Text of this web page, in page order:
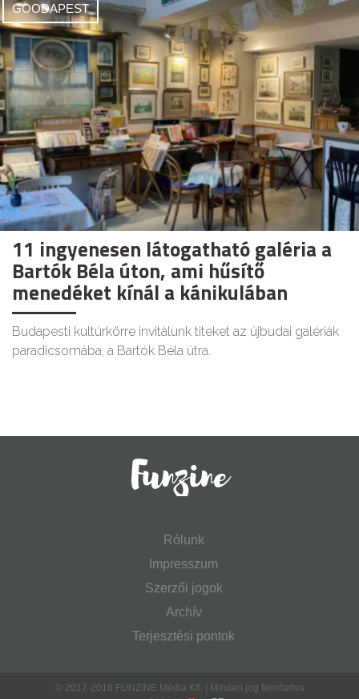
GOODAPEST
11 ingyenesen látogatható galéria a
Bartók Béla úton, ami hűsítő
menedéket kínál a kánikulában
Budapesti kultúrkörre invitálunk titeket az újbudai galériák
paradicsomába, a Bartók Béla útra.
Rólunk
Impresszum
Szerzői jogok
Archív
Terjesztési pontok
© 2017-2018 FUNZINE Média Kft. | Minden jog fenntartva